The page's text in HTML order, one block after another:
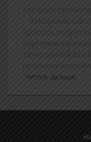
Хорватия:
– От Королевской
пройтись по
ощутить мощь
таинственный Дом
преданный
Читать дальше…